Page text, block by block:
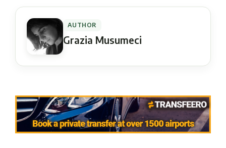
AUTHOR
Grazia Musumeci